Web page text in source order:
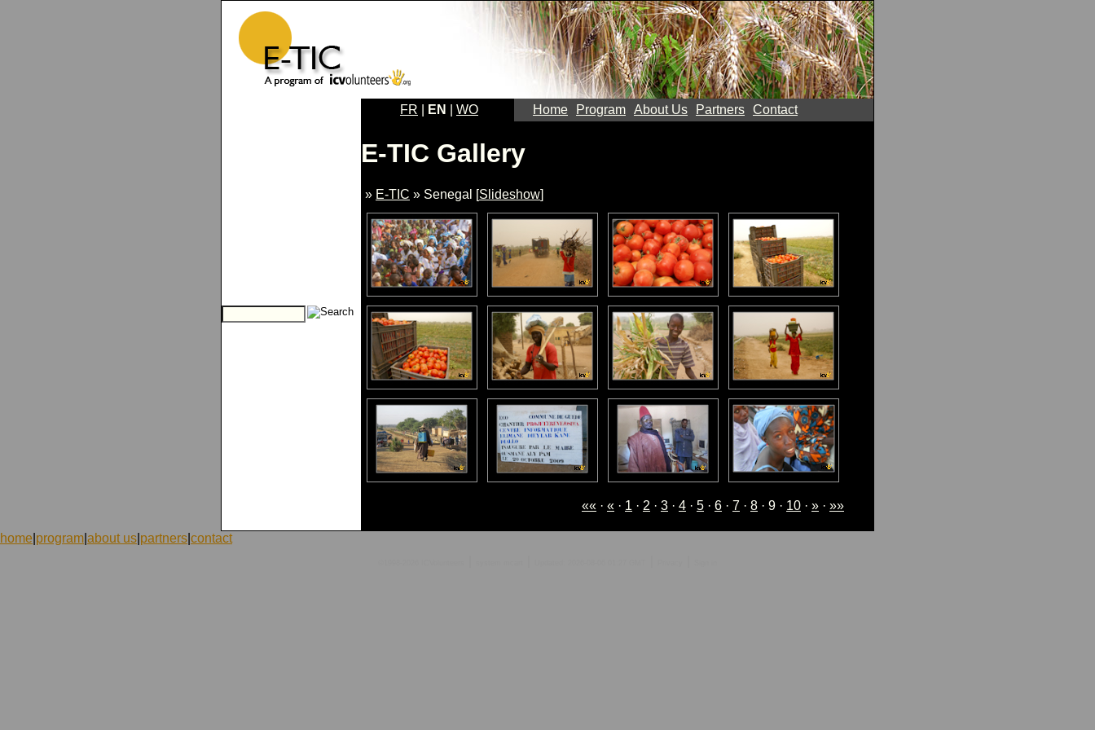
FR EN WO Home Program About Us Partners Contact
E-TIC Gallery
» E-TIC » Senegal [Slideshow]
«« · « · 1 · 2 · 3 · 4 · 5 · 6 · 7 · 8 · 9 · 10 · » · »»
home program about us partners contact